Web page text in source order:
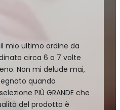
mio ultimo ordine da
circa 6 o 7 volte
Non mi delude mai,
quando
PIÙ GRANDE che
del prodotto è